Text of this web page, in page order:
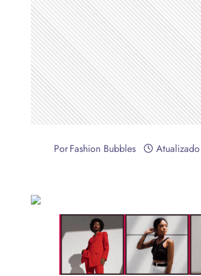
PorFashion Bubbles Atualizado